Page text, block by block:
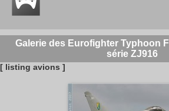
Galerie des Eurofighter Typhoon
série ZJ916
[ listing avions ]